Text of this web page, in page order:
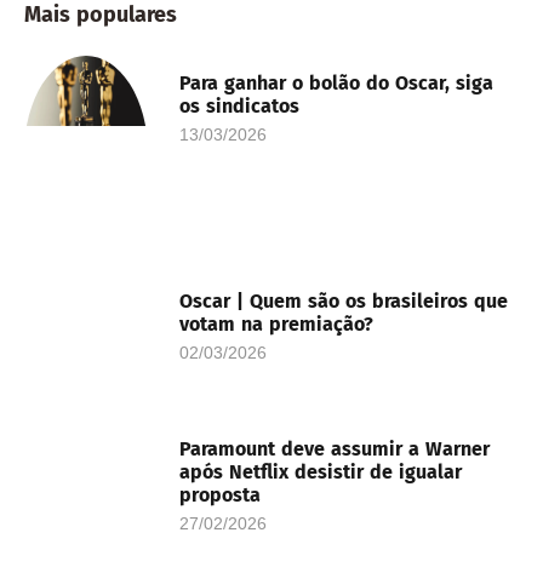
Mais populares
Para ganhar o bolão do Oscar, siga
os sindicatos
13/03/2026
Oscar | Quem são os brasileiros que
votam na premiação?
02/03/2026
Paramount deve assumir a Warner
após Netflix desistir de igualar
proposta
27/02/2026